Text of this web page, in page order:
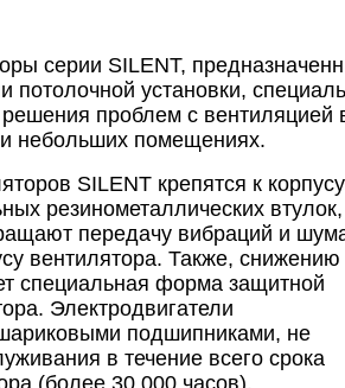
серии SILENT,
потолочной установки,
проблем с вентиляцией
небольших помещениях.
SILENT крепятся к
резинометаллических втулок,
передачу вибраций и
вентилятора. Также, снижению
специальная форма защитной
Электродвигатели
подшипниками, не
в течение всего срока
(более 30 000 часов).